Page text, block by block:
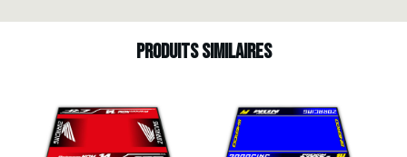
Produits similaires